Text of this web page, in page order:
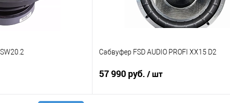
Сабвуфер FSD AUDIO PROFI XX15 D2
57 990 руб. / шт